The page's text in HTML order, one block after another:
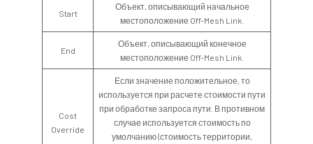
Start
Объект, описывающий начальное
местоположение Off-Mesh Link.
End
Объект, описывающий конечное
местоположение Off-Mesh Link.
Cost
Override
Если значение положительное, то
используется при расчете стоимости пути
при обработке запроса пути. В противном
случае используется стоимость по
умолчанию (стоимость территории,